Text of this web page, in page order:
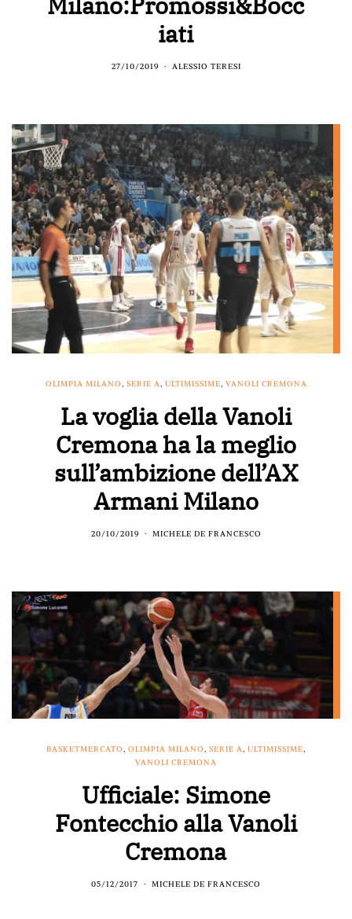
iati
27/10/2019 ALESSIO TERESI
OLIMPIA MILANO, SERIE A, ULTIMISSIME, VANOLI CREMONA
La voglia della Vanoli
Cremona ha la meglio
sull’ambizione dell’AX
Armani Milano
20/10/2019 MICHELE DE FRANCESCO
BASKETMERCATO, OLIMPIA MILANO, SERIE A, ULTIMISSIME,
VANOLI CREMONA
Ufficiale: Simone
Fontecchio alla Vanoli
Cremona
05/12/2017 MICHELE DE FRANCESCO